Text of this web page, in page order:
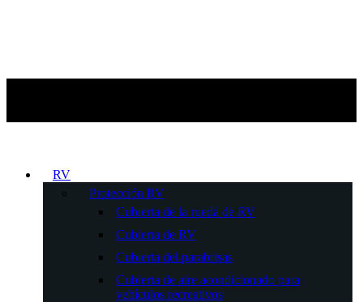
RV
Protección RV
Cubierta de la rueda de RV
Cubierta de RV
Cubierta del parabrisas
Cubierta de aire acondicionado para
vehículos recreativos